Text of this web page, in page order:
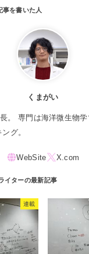
くまがい
。 専門は海洋微生物
グ。
連載